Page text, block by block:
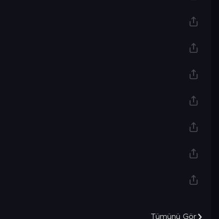
Tümünü Gör